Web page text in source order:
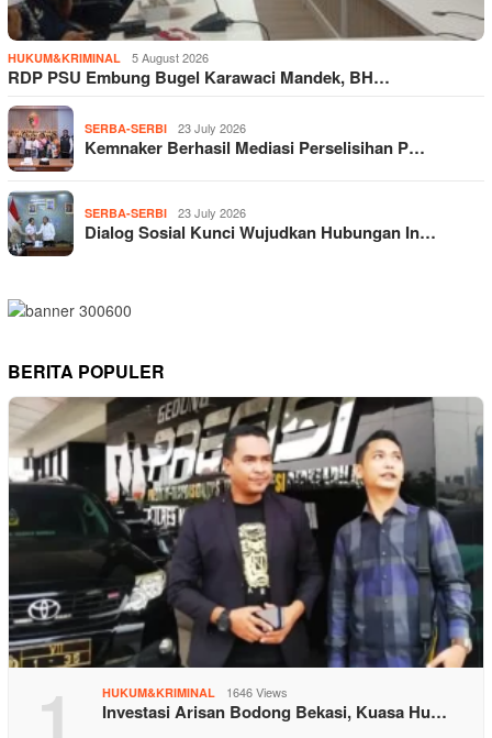
HUKUM&KRIMINAL 5 August 2026
RDP PSU Embung Bugel Karawaci Mandek, BH…
SERBA-SERBI 23 July 2026
Kemnaker Berhasil Mediasi Perselisihan P…
SERBA-SERBI 23 July 2026
Dialog Sosial Kunci Wujudkan Hubungan In…
BERITA POPULER
1 HUKUM&KRIMINAL 1646 Views
Investasi Arisan Bodong Bekasi, Kuasa Hu…